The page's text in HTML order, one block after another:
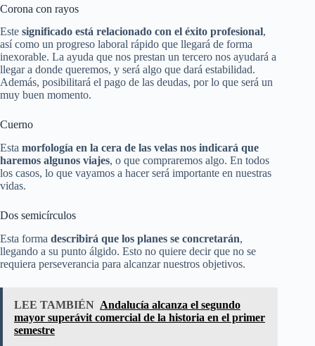
Corona con rayos
Este significado está relacionado con el éxito profesional,
así como un progreso laboral rápido que llegará de forma
inexorable. La ayuda que nos prestan un tercero nos ayudará a
llegar a donde queremos, y será algo que dará estabilidad.
Además, posibilitará el pago de las deudas, por lo que será un
muy buen momento.
Cuerno
Esta morfología en la cera de las velas nos indicará que
haremos algunos viajes, o que compraremos algo. En todos
los casos, lo que vayamos a hacer será importante en nuestras
vidas.
Dos semicírculos
Esta forma describirá que los planes se concretarán,
llegando a su punto álgido. Esto no quiere decir que no se
requiera perseverancia para alcanzar nuestros objetivos.
LEE TAMBIÉN Andalucía alcanza el segundo
mayor superávit comercial de la historia en el primer
semestre